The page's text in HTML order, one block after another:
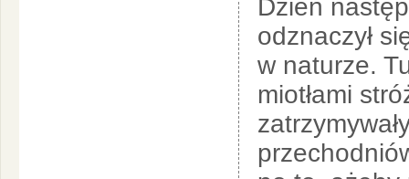
Dzień
odznaczył
w naturze.
miotłami